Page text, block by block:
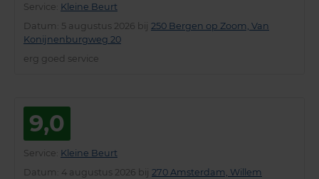
Service Kleine Beurt
Datum : 5 augustus 2026 bij 250 Bergen op Zoom, Van
Konijnenburgweg 20
erg goed service
9,0
Service Kleine Beurt
Datum : 4 augustus 2026 bij 270 Amsterdam, Willem